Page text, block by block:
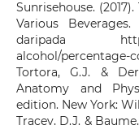
Sunrisehouse.
Various
daripada https://
alcohol/percentage-
Tortora, G.J. &
Anatomy and
edition. New York:
Tracey, D.J. &